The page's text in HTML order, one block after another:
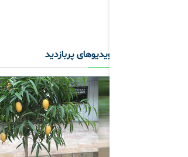
ویدیوهای پربازدید